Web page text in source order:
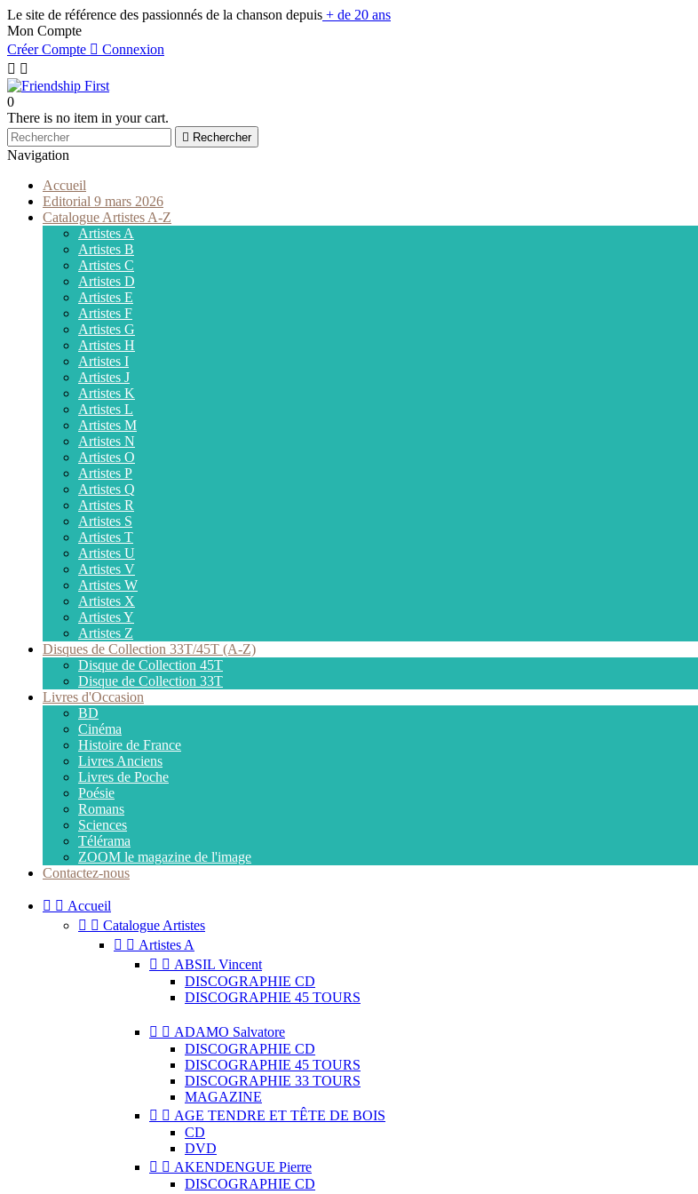
Le site de référence des passionnés de la chanson depuis + de 20 ans
Mon Compte
Créer Compte  Connexion
 
0
There is no item in your cart.
 Rechercher
Navigation
Accueil
Editorial 9 mars 2026
Catalogue Artistes A-Z
Artistes A
Artistes B
Artistes C
Artistes D
Artistes E
Artistes F
Artistes G
Artistes H
Artistes I
Artistes J
Artistes K
Artistes L
Artistes M
Artistes N
Artistes O
Artistes P
Artistes Q
Artistes R
Artistes S
Artistes T
Artistes U
Artistes V
Artistes W
Artistes X
Artistes Y
Artistes Z
Disques de Collection 33T/45T (A-Z)
Disque de Collection 45T
Disque de Collection 33T
Livres d'Occasion
BD
Cinéma
Histoire de France
Livres Anciens
Livres de Poche
Poésie
Romans
Sciences
Télérama
ZOOM le magazine de l'image
Contactez-nous
  Accueil
  Catalogue Artistes
  Artistes A
  ABSIL Vincent
DISCOGRAPHIE CD
DISCOGRAPHIE 45 TOURS
  ADAMO Salvatore
DISCOGRAPHIE CD
DISCOGRAPHIE 45 TOURS
DISCOGRAPHIE 33 TOURS
MAGAZINE
  AGE TENDRE ET TÊTE DE BOIS
CD
DVD
  AKENDENGUE Pierre
DISCOGRAPHIE CD